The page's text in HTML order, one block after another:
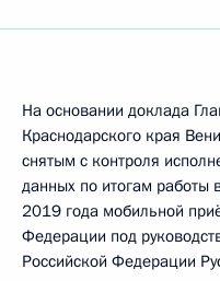
На основании доклада
Краснодарского края
снятым с контроля
данных по итогам работы
2019 года мобильной
Федерации под
Российской Федерации